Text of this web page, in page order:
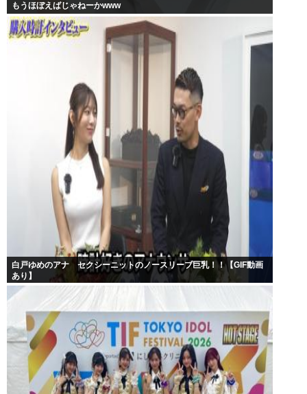
もうほぼえばじゃねーかwww
白戸ゆめのアナ セクシーニットのノースリーブ巨乳！！【GIF動画
あり】